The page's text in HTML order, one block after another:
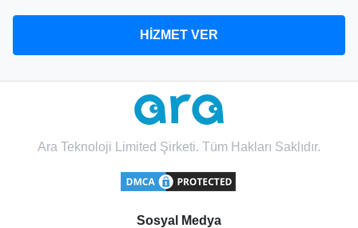
HİZMET VER
Ara Teknoloji Limited Şirketi. Tüm Hakları Saklıdır.
Sosyal Medya